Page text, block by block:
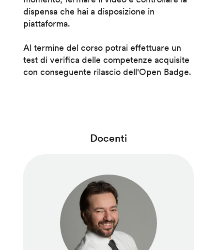
dispensa che hai a disposizione in
piattaforma.
Al termine del corso potrai effettuare un
test di verifica delle competenze acquisite
con conseguente rilascio dell'Open Badge.
Docenti